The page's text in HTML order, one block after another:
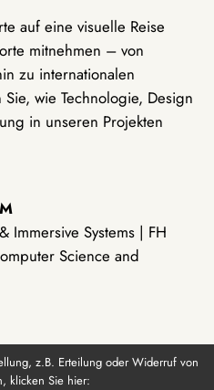
auf eine visuelle Reise
mitnehmen – von
zu internationalen
wie Technologie, Design
in unseren Projekten
Systems | FH
Science and
z.B. Erteilung oder Widerruf von
klicken Sie hier: